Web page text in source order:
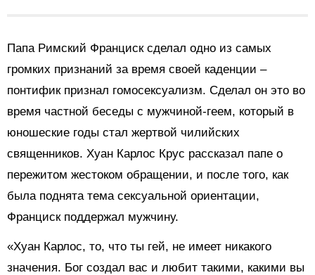
Папа Римский Франциск сделал одно из самых
громких признаний за время своей каденции –
понтифик признал гомосексуализм. Сделал он это во
время частной беседы с мужчиной-геем, который в
юношеские годы стал жертвой чилийских
священников. Хуан Карлос Крус рассказал папе о
пережитом жестоком обращении, и после того, как
была поднята тема сексуальной ориентации,
Франциск поддержал мужчину.
«Хуан Карлос, то, что ты гей, не имеет никакого
значения. Бог создал вас и любит такими, какими вы